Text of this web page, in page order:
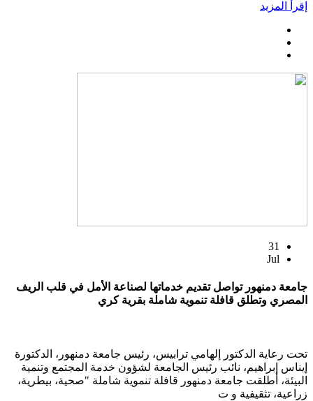
إقرأ المزيد
31
Jul
جامعة دمنهور تواصل تقديم خدماتها لصناعة الأمل في قلب الريف
المصري وتطلق قافلة تنموية شاملة بقرية كري
تحت رعاية الدكتور إلهامي ترابيس، رئيس جامعة دمنهور، الدكتورة
إيناس إبراهيم، نائب رئيس الجامعة لشؤون خدمة المجتمع وتنمية
البيئة، أطلقت جامعة دمنهور قافلة تنموية شاملة "صحية، بيطرية،
زراعية، تثقيفية و ت